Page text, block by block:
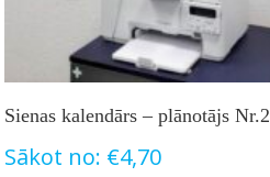
Sienas kalendārs – plānotājs Nr.2
Sākot no: €4,70